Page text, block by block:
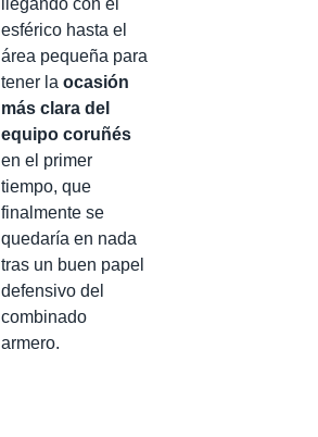
llegando con el
esférico hasta el
área pequeña para
tener la ocasión
más clara del
equipo coruñés
en el primer
tiempo, que
finalmente se
quedaría en nada
tras un buen papel
defensivo del
combinado
armero.